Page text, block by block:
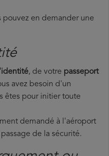
pouvez en demander une
, de votre passeport
avez besoin d'un
êtes pour initier toute
demandé à l'aéroport
de la sécurité.